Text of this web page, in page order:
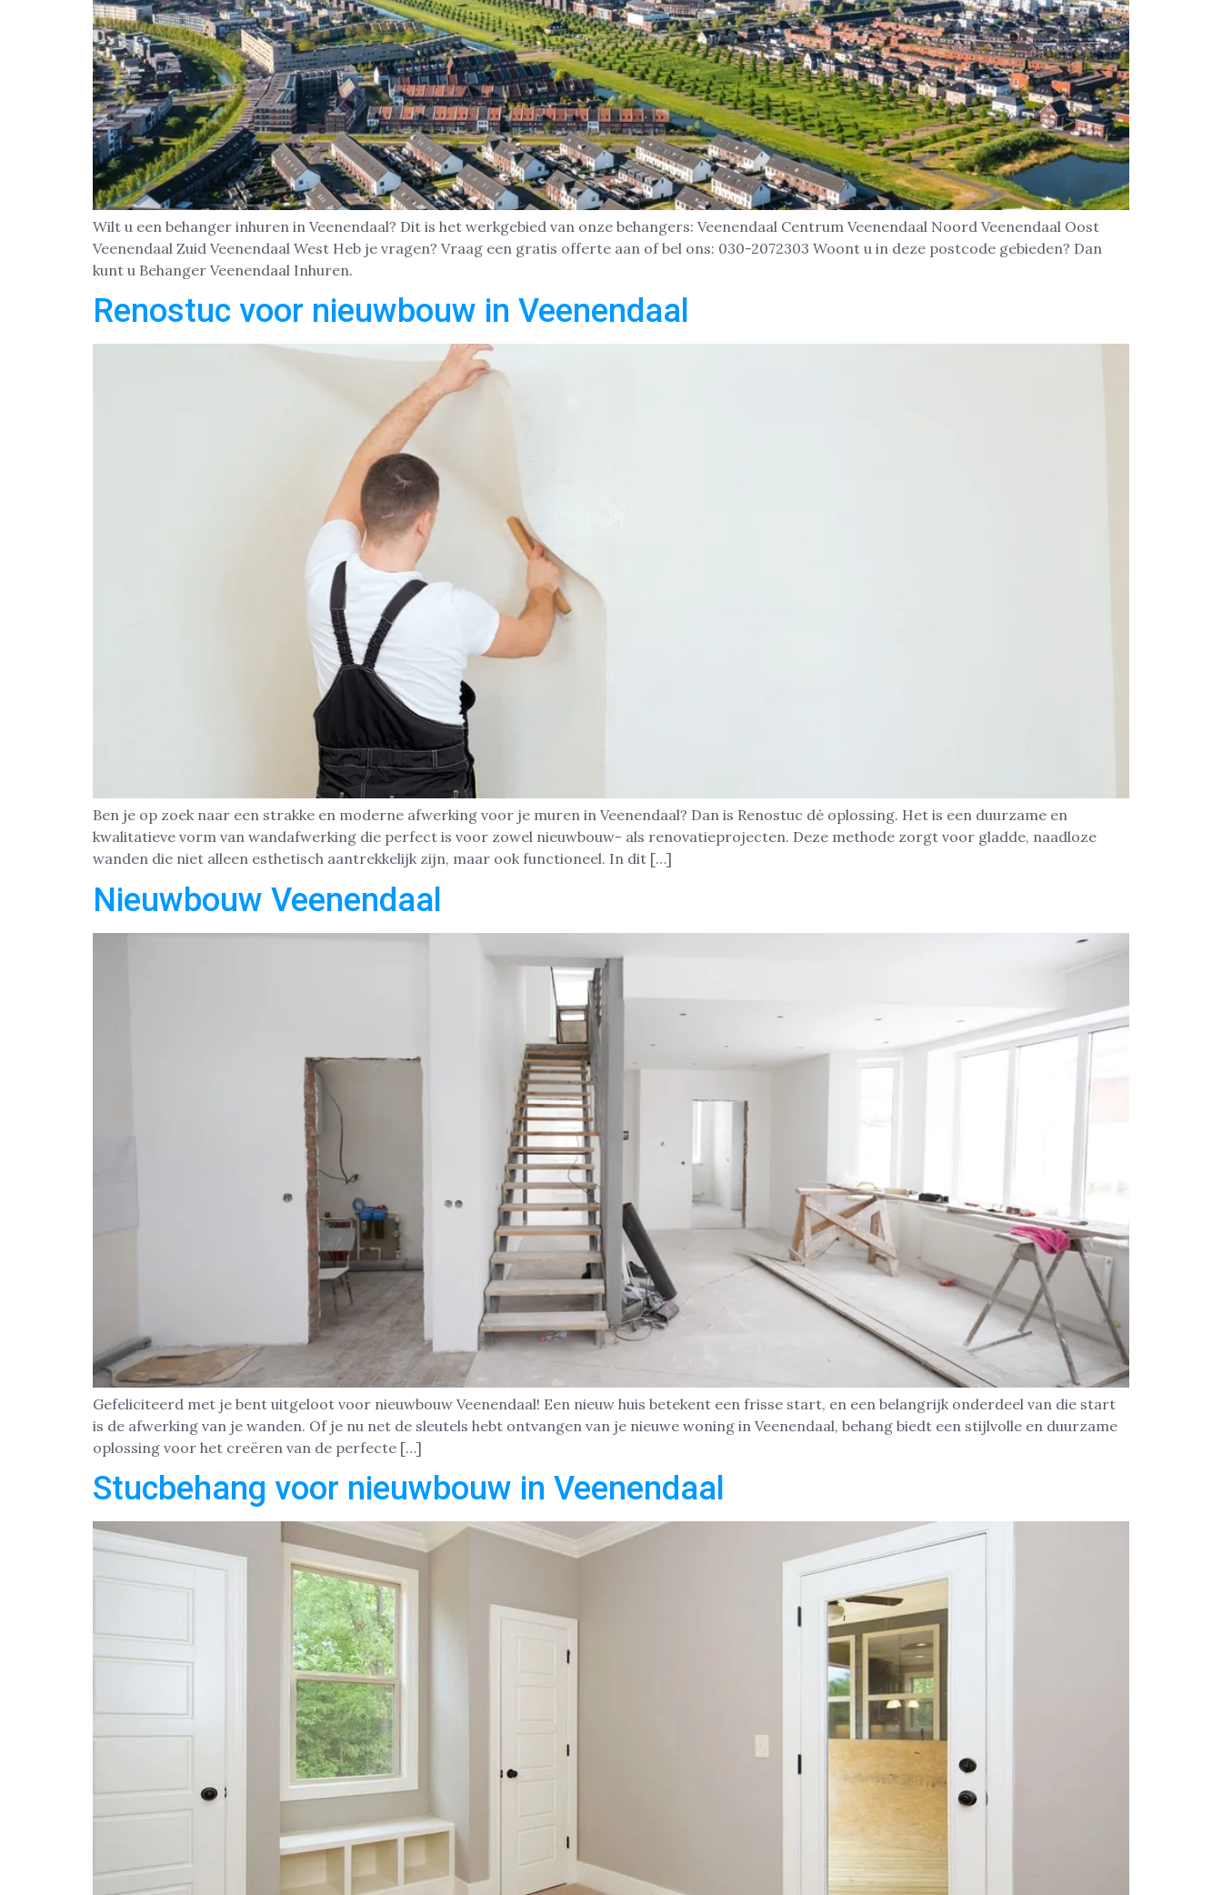
Wilt u een behanger inhuren in Veenendaal? Dit is het werkgebied van onze behangers: Veenendaal Centrum Veenendaal Noord Veenendaal Oost
Veenendaal Zuid Veenendaal West Heb je vragen? Vraag een gratis offerte aan of bel ons: 030-2072303 Woont u in deze postcode gebieden? Dan
kunt u Behanger Veenendaal Inhuren.
Renostuc voor nieuwbouw in Veenendaal
Ben je op zoek naar een strakke en moderne afwerking voor je muren in Veenendaal? Dan is Renostuc dé oplossing. Het is een duurzame en
kwalitatieve vorm van wandafwerking die perfect is voor zowel nieuwbouw- als renovatieprojecten. Deze methode zorgt voor gladde, naadloze
wanden die niet alleen esthetisch aantrekkelijk zijn, maar ook functioneel. In dit […]
Nieuwbouw Veenendaal
Gefeliciteerd met je bent uitgeloot voor nieuwbouw Veenendaal! Een nieuw huis betekent een frisse start, en een belangrijk onderdeel van die start
is de afwerking van je wanden. Of je nu net de sleutels hebt ontvangen van je nieuwe woning in Veenendaal, behang biedt een stijlvolle en duurzame
oplossing voor het creëren van de perfecte […]
Stucbehang voor nieuwbouw in Veenendaal